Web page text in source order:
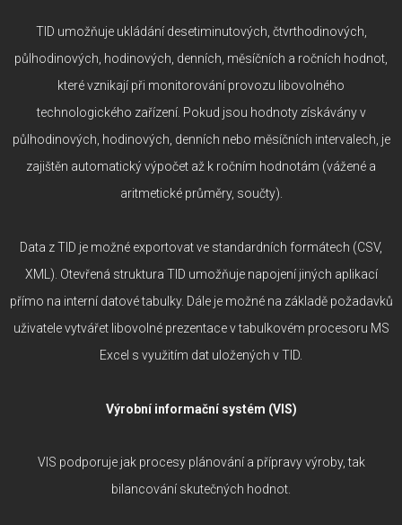
TID umožňuje ukládání desetiminutových, čtvrthodinových,
půlhodinových, hodinových, denních, měsíčních a ročních hodnot,
které vznikají při monitorování provozu libovolného
technologického zařízení. Pokud jsou hodnoty získávány v
půlhodinových, hodinových, denních nebo měsíčních intervalech, je
zajištěn automatický výpočet až k ročním hodnotám (vážené a
aritmetické průměry, součty).
Data z TID je možné exportovat ve standardních formátech (CSV,
XML). Otevřená struktura TID umožňuje napojení jiných aplikací
přímo na interní datové tabulky. Dále je možné na základě požadavků
uživatele vytvářet libovolné prezentace v tabulkovém procesoru MS
Excel s využitím dat uložených v TID.
Výrobní informační systém (VIS)
VIS podporuje jak procesy plánování a přípravy výroby, tak
bilancování skutečných hodnot.